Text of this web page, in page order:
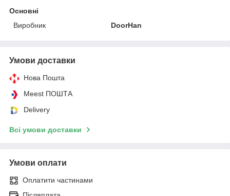
Основні
Виробник
DoorHan
Умови доставки
Нова Пошта
Meest ПОШТА
Delivery
Всі умови доставки
Умови оплати
Оплатити частинами